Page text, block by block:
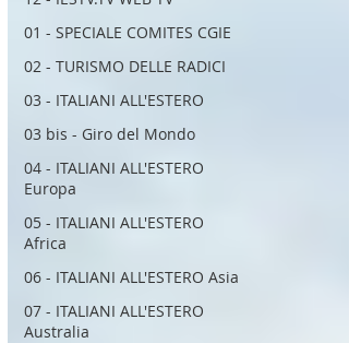
01 - SPECIALE COMITES CGIE
02 - TURISMO DELLE RADICI
03 - ITALIANI ALL'ESTERO
03 bis - Giro del Mondo
04 - ITALIANI ALL'ESTERO
Europa
05 - ITALIANI ALL'ESTERO
Africa
06 - ITALIANI ALL'ESTERO Asia
07 - ITALIANI ALL'ESTERO
Australia